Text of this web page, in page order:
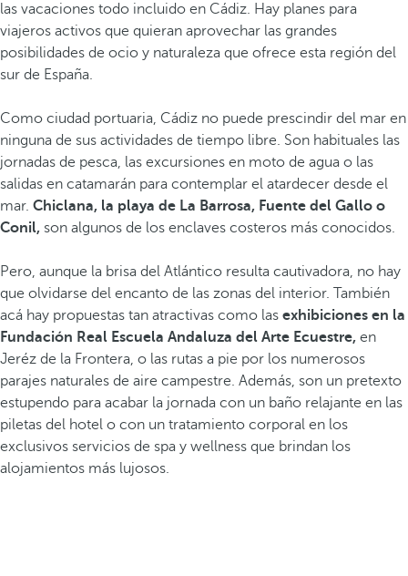
las vacaciones todo incluido en Cádiz. Hay planes para
viajeros activos que quieran aprovechar las grandes
posibilidades de ocio y naturaleza que ofrece esta región del
sur de España.
Como ciudad portuaria, Cádiz no puede prescindir del mar en
ninguna de sus actividades de tiempo libre. Son habituales las
jornadas de pesca, las excursiones en moto de agua o las
salidas en catamarán para contemplar el atardecer desde el
mar. Chiclana, la playa de La Barrosa, Fuente del Gallo o
Conil, son algunos de los enclaves costeros más conocidos.
Pero, aunque la brisa del Atlántico resulta cautivadora, no hay
que olvidarse del encanto de las zonas del interior. También
acá hay propuestas tan atractivas como las exhibiciones en la
Fundación Real Escuela Andaluza del Arte Ecuestre, en
Jeréz de la Frontera, o las rutas a pie por los numerosos
parajes naturales de aire campestre. Además, son un pretexto
estupendo para acabar la jornada con un baño relajante en las
piletas del hotel o con un tratamiento corporal en los
exclusivos servicios de spa y wellness que brindan los
alojamientos más lujosos.